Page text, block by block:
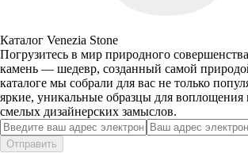
Каталог Venezia Stone
Погрузитесь в мир природного
камень — шедевр, созданный самой
каталоге мы собрали для вас не только
яркие, уникальные образцы для
смелых дизайнерских замыслов.
Отправить